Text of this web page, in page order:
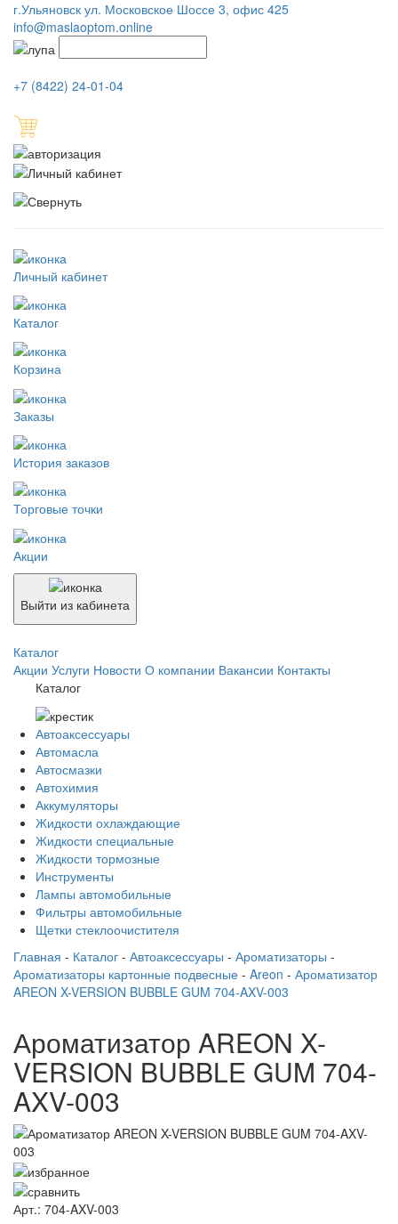
г.Ульяновск ул. Московское Шоссе 3, офис 425
info@maslaoptom.online
+7 (8422) 24-01-04
Личный кабинет
Каталог
Корзина
Заказы
История заказов
Торговые точки
Акции
Выйти из кабинета
Каталог
Акции Услуги Новости О компании Вакансии Контакты
Каталог
Автоаксессуары
Автомасла
Автосмазки
Автохимия
Аккумуляторы
Жидкости охлаждающие
Жидкости специальные
Жидкости тормозные
Инструменты
Лампы автомобильные
Фильтры автомобильные
Щетки стеклоочистителя
Главная - Каталог - Автоаксессуары - Ароматизаторы -
Ароматизаторы картонные подвесные - Areon - Ароматизатор
AREON X-VERSION BUBBLE GUM 704-AXV-003
Ароматизатор AREON X-
VERSION BUBBLE GUM 704-
AXV-003
Арт.: 704-AXV-003